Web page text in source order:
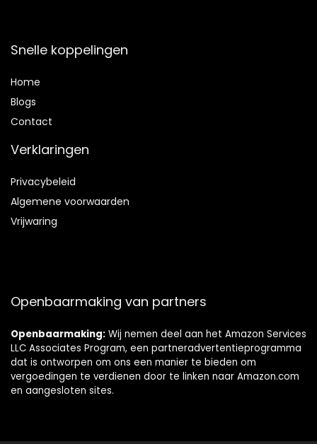
Snelle koppelingen
Home
Blogs
Contact
Verklaringen
Privacybeleid
Algemene voorwaarden
Vrijwaring
Openbaarmaking van partners
Openbaarmaking: Wij nemen deel aan het Amazon Services
LLC Associates Program, een partneradvertentieprogramma
dat is ontworpen om ons een manier te bieden om
vergoedingen te verdienen door te linken naar Amazon.com
en aangesloten sites.